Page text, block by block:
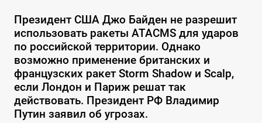
Президент США Джо Байден не разрешит
использовать ракеты ATACMS для ударов
по российской территории. Однако
возможно применение британских и
французских ракет Storm Shadow и Scalp,
если Лондон и Париж решат так
действовать. Президент РФ Владимир
Путин заявил об угрозах.